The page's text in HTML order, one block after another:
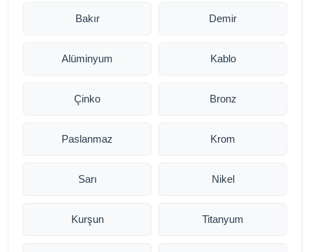
Bakır Demir
Alüminyum Kablo
Çinko Bronz
Paslanmaz Krom
Sarı Nikel
Kurşun Titanyum